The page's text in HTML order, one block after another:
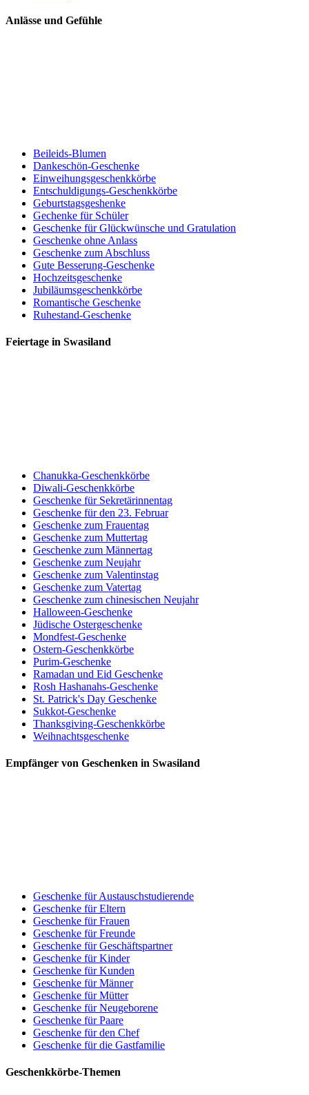
Anlässe und Gefühle
Beileids-Blumen
Dankeschön-Geschenke
Einweihungsgeschenkkörbe
Entschuldigungs-Geschenkkörbe
Geburtstagsgeshenke
Gechenke für Schüler
Geschenke für Glückwünsche und Gratulation
Geschenke ohne Anlass
Geschenke zum Abschluss
Gute Besserung-Geschenke
Hochzeitsgeschenke
Jubiläumsgeschenkkörbe
Romantische Geschenke
Ruhestand-Geschenke
Feiertage in Swasiland
Chanukka-Geschenkkörbe
Diwali-Geschenkkörbe
Geschenke für Sekretärinnentag
Geschenke für den 23. Februar
Geschenke zum Frauentag
Geschenke zum Muttertag
Geschenke zum Männertag
Geschenke zum Neujahr
Geschenke zum Valentinstag
Geschenke zum Vatertag
Geschenke zum chinesischen Neujahr
Halloween-Geschenke
Jüdische Ostergeschenke
Mondfest-Geschenke
Ostern-Geschenkkörbe
Purim-Geschenke
Ramadan und Eid Geschenke
Rosh Hashanahs-Geschenke
St. Patrick's Day Geschenke
Sukkot-Geschenke
Thanksgiving-Geschenkkörbe
Weihnachtsgeschenke
Empfänger von Geschenken in Swasiland
Geschenke für Austauschstudierende
Geschenke für Eltern
Geschenke für Frauen
Geschenke für Freunde
Geschenke für Geschäftspartner
Geschenke für Kinder
Geschenke für Kunden
Geschenke für Männer
Geschenke für Mütter
Geschenke für Neugeborene
Geschenke für Paare
Geschenke für den Chef
Geschenke für die Gastfamilie
Geschenkkörbe-Themen